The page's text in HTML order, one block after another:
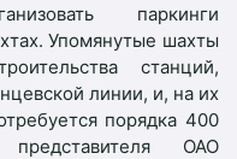
паркинги
Упомянутые шахты
станций,
линии, и, на их
порядка 400
ОАО